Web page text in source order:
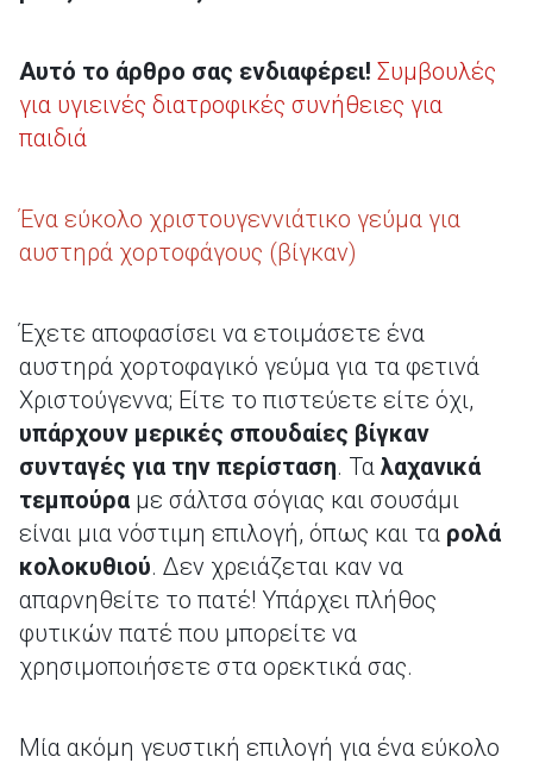
Αυτό το άρθρο σας ενδιαφέρει! Συμβουλές
για υγιεινές διατροφικές συνήθειες για
παιδιά
Ένα εύκολο χριστουγεννιάτικο γεύμα για
αυστηρά χορτοφάγους (βίγκαν)
Έχετε αποφασίσει να ετοιμάσετε ένα
αυστηρά χορτοφαγικό γεύμα για τα φετινά
Χριστούγεννα; Είτε το πιστεύετε είτε όχι,
υπάρχουν μερικές σπουδαίες βίγκαν
συνταγές για την περίσταση. Τα λαχανικά
τεμπούρα με σάλτσα σόγιας και σουσάμι
είναι μια νόστιμη επιλογή, όπως και τα ρολά
κολοκυθιού. Δεν χρειάζεται καν να
απαρνηθείτε το πατέ! Υπάρχει πλήθος
φυτικών πατέ που μπορείτε να
χρησιμοποιήσετε στα ορεκτικά σας.
Μία ακόμη γευστική επιλογή για ένα εύκολο